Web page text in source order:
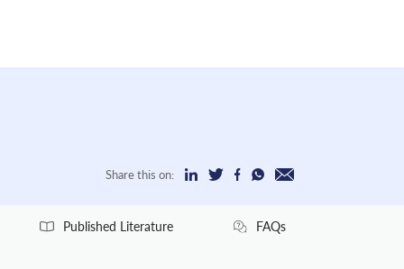
Share this on:
Published Literature FAQs